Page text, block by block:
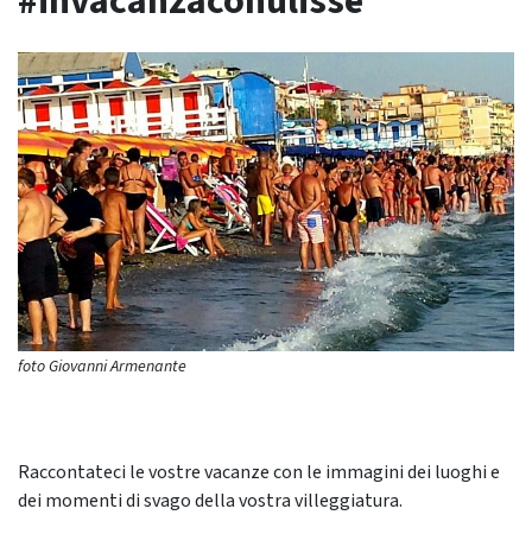
foto Giovanni Armenante
Raccontateci le vostre vacanze con le immagini dei luoghi e
dei momenti di svago della vostra villeggiatura.